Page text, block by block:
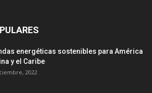
energéticas sostenibles para América
y el Caribe
2022